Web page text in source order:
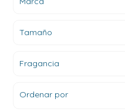
Tamaño
Fragancia
Ordenar por